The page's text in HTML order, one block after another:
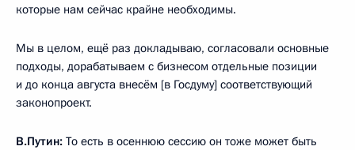
которые нам сейчас крайне необходимы.
Мы в целом, ещё раз докладываю, согласовали основные
подходы, дорабатываем с бизнесом отдельные позиции
и до конца августа внесём [в Госдуму] соответствующий
законопроект.
В.Путин: То есть в осеннюю сессию он тоже может быть